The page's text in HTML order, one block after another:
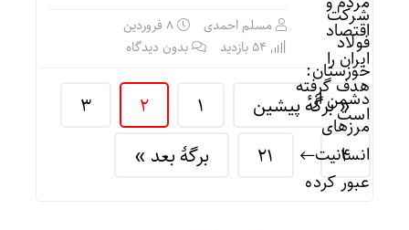
مسلم احمدی
۸ فروردین
بدون دیدگاه
« برگه‌ٔ پیشین 1
2
3
4
21 برگهٔ بعد »